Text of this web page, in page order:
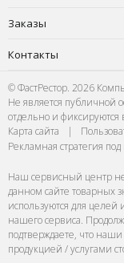
Заказы
Контакты
© ФастРестор. 2026
Не является публичной
отдельно и
Карта сайта
|
Рекламная стратегия
Наш сервисный центр
данном сайте товарных
используются для
нашего сервиса.
подтверждаете, что
продукцией / услугами